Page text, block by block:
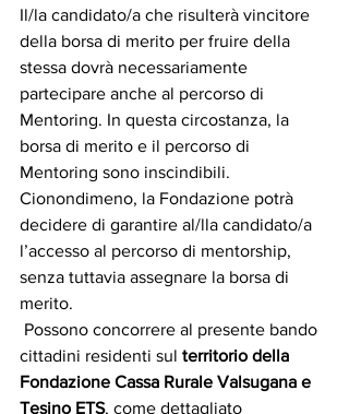
Il/la candidato/a che risulterà vincitore
della borsa di merito per fruire della
stessa dovrà necessariamente
partecipare anche al percorso di
Mentoring. In questa circostanza, la
borsa di merito e il percorso di
Mentoring sono inscindibili.
Cionondimeno, la Fondazione potrà
decidere di garantire al/lla candidato/a
l’accesso al percorso di mentorship,
senza tuttavia assegnare la borsa di
merito.
Possono concorrere al presente bando
cittadini residenti sul territorio della
Fondazione Cassa Rurale Valsugana e
Tesino ETS, come dettagliato